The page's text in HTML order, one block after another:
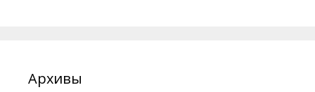
Архивы